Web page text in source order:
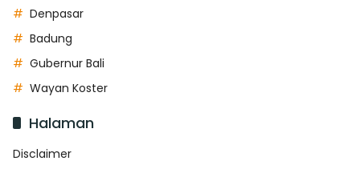
Denpasar
Badung
Gubernur Bali
Wayan Koster
Halaman
Disclaimer